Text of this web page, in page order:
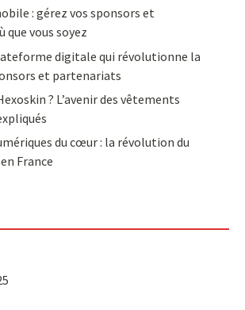
: gérez vos sponsors et
vous soyez
digitale qui révolutionne la
et partenariats
? L’avenir des vêtements
du cœur : la révolution du
France